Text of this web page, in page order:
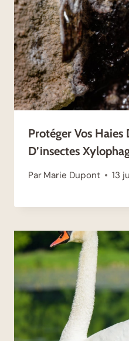
Protéger Vos Haies
D’insectes
Par Marie Dupont 13